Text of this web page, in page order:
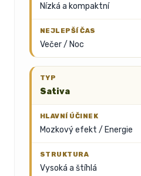
Nízká a kompaktní
Večer / Noc
Sativa
Mozkový efekt / Energie
Vysoká a štíhlá